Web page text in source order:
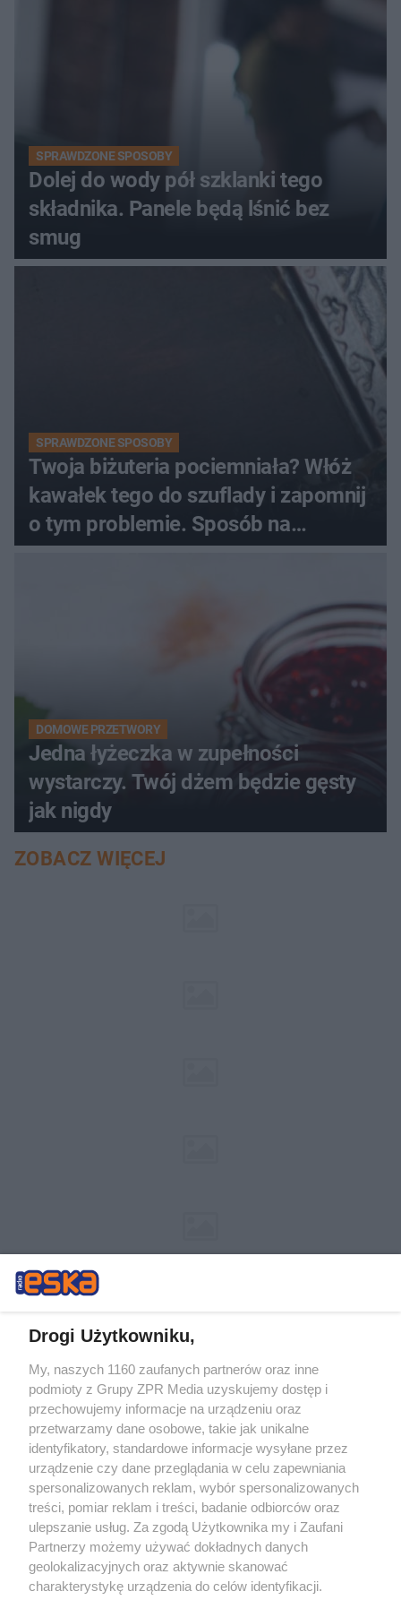
SPRAWDZONE SPOSOBY
Dolej do wody pół szklanki tego
składnika. Panele będą lśnić bez
smug
SPRAWDZONE SPOSOBY
Twoja biżuteria pociemniała? Włóż
kawałek tego do szuflady i zapomnij
o tym problemie. Sposób na
pociemniałą biżuterię
DOMOWE PRZETWORY
Jedna łyżeczka w zupełności
wystarczy. Twój dżem będzie gęsty
jak nigdy
ZOBACZ WIĘCEJ
Żaden utwór zamieszczony w serwisie nie może być powielany i
rozpowszechniany lub dalej rozpowszechniany w jakikolwiek sposób (w
tym także elektroniczny lub mechaniczny) na jakimkolwiek polu
eksploatacji w jakiejkolwiek formie, włącznie z umieszczaniem w
Internecie bez pisemnej zgody właściciela praw. Jakiekolwiek użycie lub
wykorzystanie utworów w całości lub w części z naruszeniem prawa,
tzn. bez właściwej zgody, jest zabronione pod groźbą kary i może być
ścigane prawnie.
Drogi Użytkowniku,
My, naszych 1160 zaufanych partnerów oraz inne
podmioty z Grupy ZPR Media uzyskujemy dostęp i
przechowujemy informacje na urządzeniu oraz
przetwarzamy dane osobowe, takie jak unikalne
identyfikatory, standardowe informacje wysyłane przez
urządzenie czy dane przeglądania w celu zapewniania
spersonalizowanych reklam, wybór spersonalizowanych
treści, pomiar reklam i treści, badanie odbiorców oraz
ulepszanie usług. Za zgodą Użytkownika my i Zaufani
Partnerzy możemy używać dokładnych danych
geolokalizacyjnych oraz aktywnie skanować
charakterystykę urządzenia do celów identyfikacji.